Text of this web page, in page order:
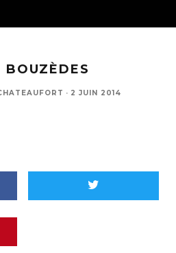
BOUZÈDES
· 2 JUIN 2014